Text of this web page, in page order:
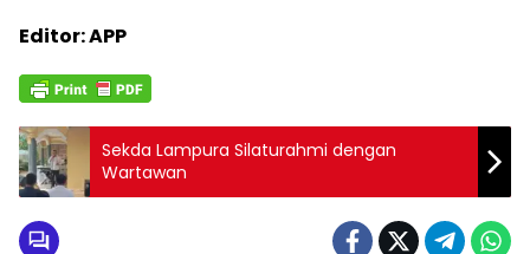
Editor: APP
Sekda Lampura Silaturahmi dengan
Wartawan